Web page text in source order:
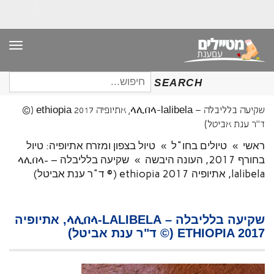
SEARCH
חיפוש
עבור:
שקיעה בלליבלה – ላሊበላ-lalibela, אתיופיה ethiopia 2017 (©
ד"ר ענת אביטל)
ראשי » טיולים בחו"ל » טיול בצפון ומזרח אתיופיה: טיול
בחורף 2017, העונה היבשה
»
שקיעה בלליבלה – ላሊበላ-
lalibela, אתיופיה ethiopia 2017 (© ד"ר ענת אביטל)
שקיעה בלליבלה – ላሊበላ-LALIBELA, אתיופיה
ETHIOPIA 2017 (© ד"ר ענת אביטל)